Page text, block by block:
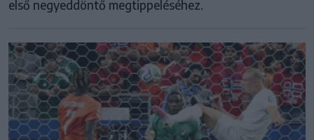
első negyeddöntő megtippeléséhez.